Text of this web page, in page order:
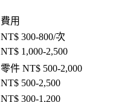
費用
NT$ 300-800/次
NT$ 1,000-2,500
零件 NT$ 500-2,000
NT$ 500-2,500
NT$ 300-1,200